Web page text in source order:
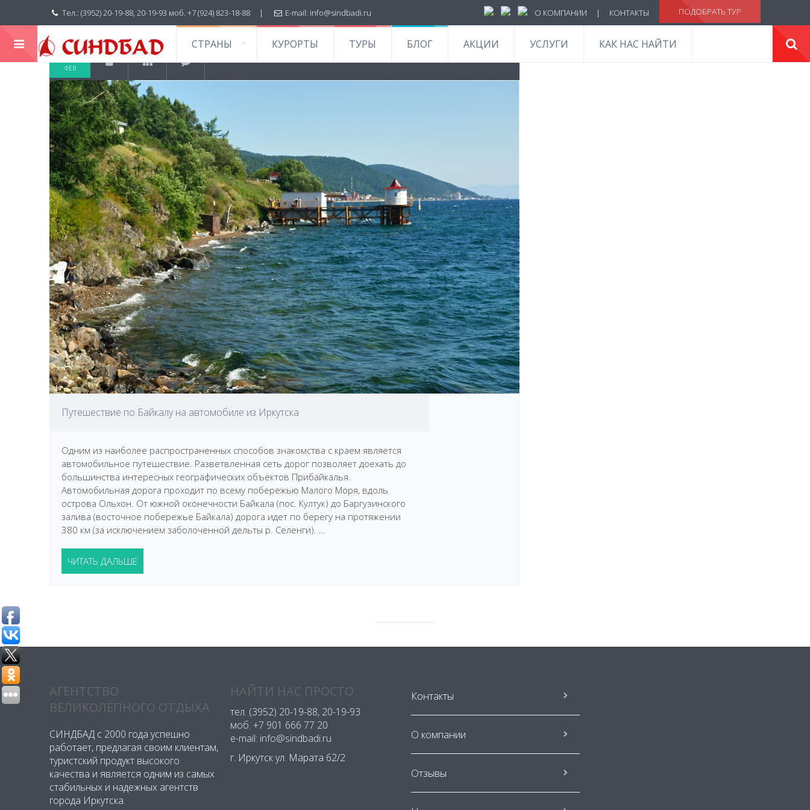
Тел.: (3952) 20-19-88, 20-19-93 моб. +7 (924) 823-18-88 | E-mail: info@sindbadi.ru О КОМПАНИИ | КОНТАКТЫ ПОДОБРАТЬ ТУР
СТРАНЫ КУРОРТЫ ТУРЫ БЛОГ АКЦИИ УСЛУГИ КАК НАС НАЙТИ
22
ФЕВ
Путешествие по Байкалу на автомобиле из Иркутска
Одним из наиболее распространенных способов знакомства с краем является
автомобильное путешествие. Разветвленная сеть дорог позволяет доехать до
большинства интересных географических объектов Прибайкалья.
Автомобильная дорога проходит по всему побережью Малого Моря, вдоль
острова Ольхон. От южной оконечности Байкала (пос. Култук) до Баргуэинского
залива (восточное побережье Байкала) дорога идет по берегу на протяжении
380 км (за исключением заболоченной дельты р. Селенги). …
ЧИТАТЬ ДАЛЬШЕ
АГЕНТСТВО
ВЕЛИКОЛЕПНОГО ОТДЫХА
СИНДБАД с 2000 года успешно
работает, предлагая своим клиентам,
туристский продукт высокого
качества и является одним из самых
стабильных и надежных агентств
города Иркутска.
НАЙТИ НАС ПРОСТО
тел. (3952) 20-19-88, 20-19-93
моб. +7 901 666 77 20
e-mail: info@sindbadi.ru
г. Иркутск ул. Марата 62/2
Контакты
О компании
Отзывы